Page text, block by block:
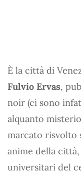
È la città di
Fulvio Ervas,
noir (ci sono
alquanto
marcato risvolto
anime della
universitari del